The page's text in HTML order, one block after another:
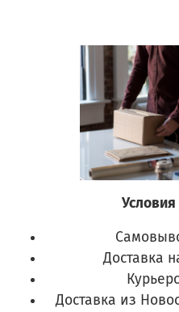
Условия
Доставка
Доставка из